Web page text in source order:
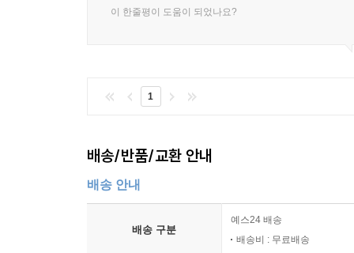
기억은 작업 기억 또는 감각 버퍼가 장기 기억
9장. 기억의 존재화 작업
계속적으로 한 사람이 세상을 바라보는 시각을
전문가가 되도록 만든다. 전문가가 되는 것, 그
10장. 종교 지성으로 향하는 일곱 겹의 길
이 한줄평이 도움이 되었나요?
1
배송/반품/교환 안내
배송 안내
배송 구분
예스24 배송
배송비 : 무료배송